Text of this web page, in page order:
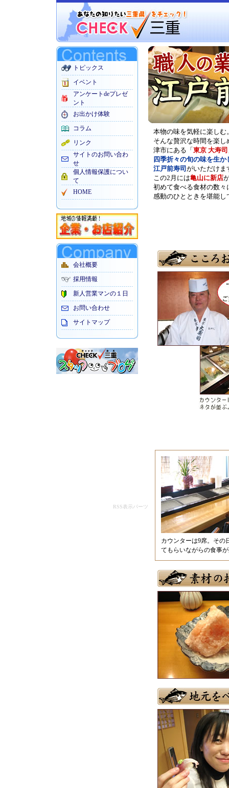
トピックス
イベント
アンケートdeプレゼ
ント
お出かけ体験
コラム
リンク
サイトのお問い合わ
せ
個人情報保護につい
て
HOME
会社概要
採用情報
新人営業マンの１日
お問い合わせ
サイトマップ
RSS表示パーツ
本物の味を気軽に楽しむ
そんな贅沢な時間を楽し
津市にある「 東京 大寿司
四季折々の旬の味を生か
江戸前寿司 がいただけま
この2月には亀山に新店
初めて食べる食材の数々
感動のひとときを堪能し
カウンターは9席。その
てもらいながらの食事